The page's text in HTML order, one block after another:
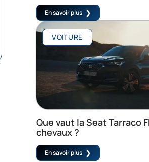
En savoir plus
VOITURE
Que vaut la Seat Tarraco
chevaux ?
En savoir plus